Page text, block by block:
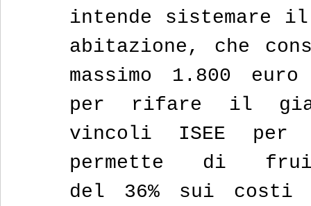
intende sistemare
abitazione, che
massimo 1.800
per rifare il
vincoli ISEE
permette di
del 36% sui